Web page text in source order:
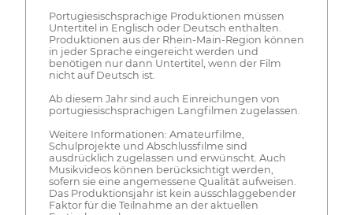
Portugiesischsprachige Produktionen müssen
Untertitel in Englisch oder Deutsch enthalten.
Produktionen aus der Rhein-Main-Region können
in jeder Sprache eingereicht werden und
benötigen nur dann Untertitel, wenn der Film
nicht auf Deutsch ist.
Ab diesem Jahr sind auch Einreichungen von
portugiesischsprachigen Langfilmen zugelassen.
Weitere Informationen: Amateurfilme,
Schulprojekte und Abschlussfilme sind
ausdrücklich zugelassen und erwünscht. Auch
Musikvideos können berücksichtigt werden,
sofern sie eine angemessene Qualität aufweisen.
Das Produktionsjahr ist kein ausschlaggebender
Faktor für die Teilnahme an der aktuellen